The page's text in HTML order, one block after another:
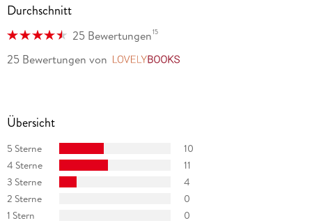
eine der höchsten Auszeichnungen Großbritanniens
verliehen der Titel »Dame Commander of the British Empire«.
Durchschnitt
25 Bewertungen15
25 Bewertungen von
Übersicht
5 Sterne
10
4 Sterne
11
3 Sterne
4
2 Sterne
0
1 Stern
0